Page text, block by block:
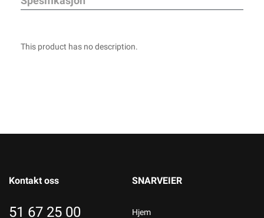
This product has no description.
Kontakt oss
51 67 25 00
SNARVEIER
Hjem